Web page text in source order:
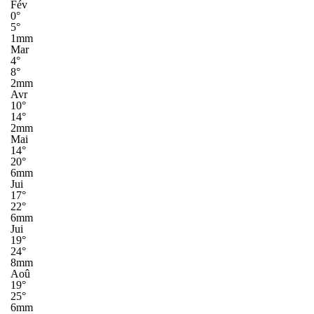
Fév
0°
5°
1mm
Mar
4°
8°
2mm
Avr
10°
14°
2mm
Mai
14°
20°
6mm
Jui
17°
22°
6mm
Jui
19°
24°
8mm
Aoû
19°
25°
6mm